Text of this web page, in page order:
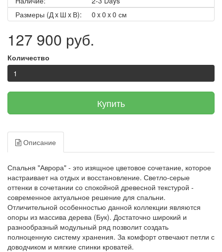
Размеры (Д x Ш x В):
0 x 0 x 0 см
127 900 руб.
Количество
Купить
Описание
Спальня "Аврора" - это изящное цветовое сочетание, которое
настраивает на отдых и восстановление. Светло-серые
оттенки в сочетании со спокойной древесной текстурой -
современное актуальное решение для спальни.
Отличительной особенностью данной коллекции являются
опоры из массива дерева (Бук). Достаточно широкий и
разнообразный модульный ряд позволит создать
полноценную систему хранения. За комфорт отвечают петли с
доводчиком и мягкие спинки кроватей.